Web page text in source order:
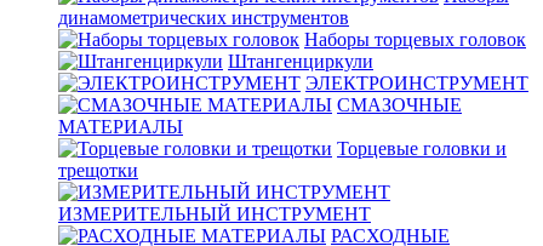
динамометрических инструментов
Наборы торцевых головок
Штангенциркули
ЭЛЕКТРОИНСТРУМЕНТ
СМАЗОЧНЫЕ
МАТЕРИАЛЫ
Торцевые головки и
трещотки
ИЗМЕРИТЕЛЬНЫЙ ИНСТРУМЕНТ
РАСХОДНЫЕ